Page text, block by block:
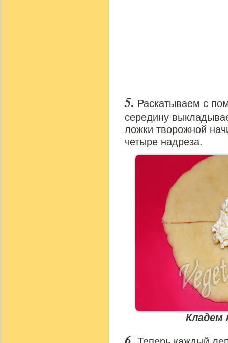
Раскатываем с
середину
ложки творожной
четыре надреза.
Кладем